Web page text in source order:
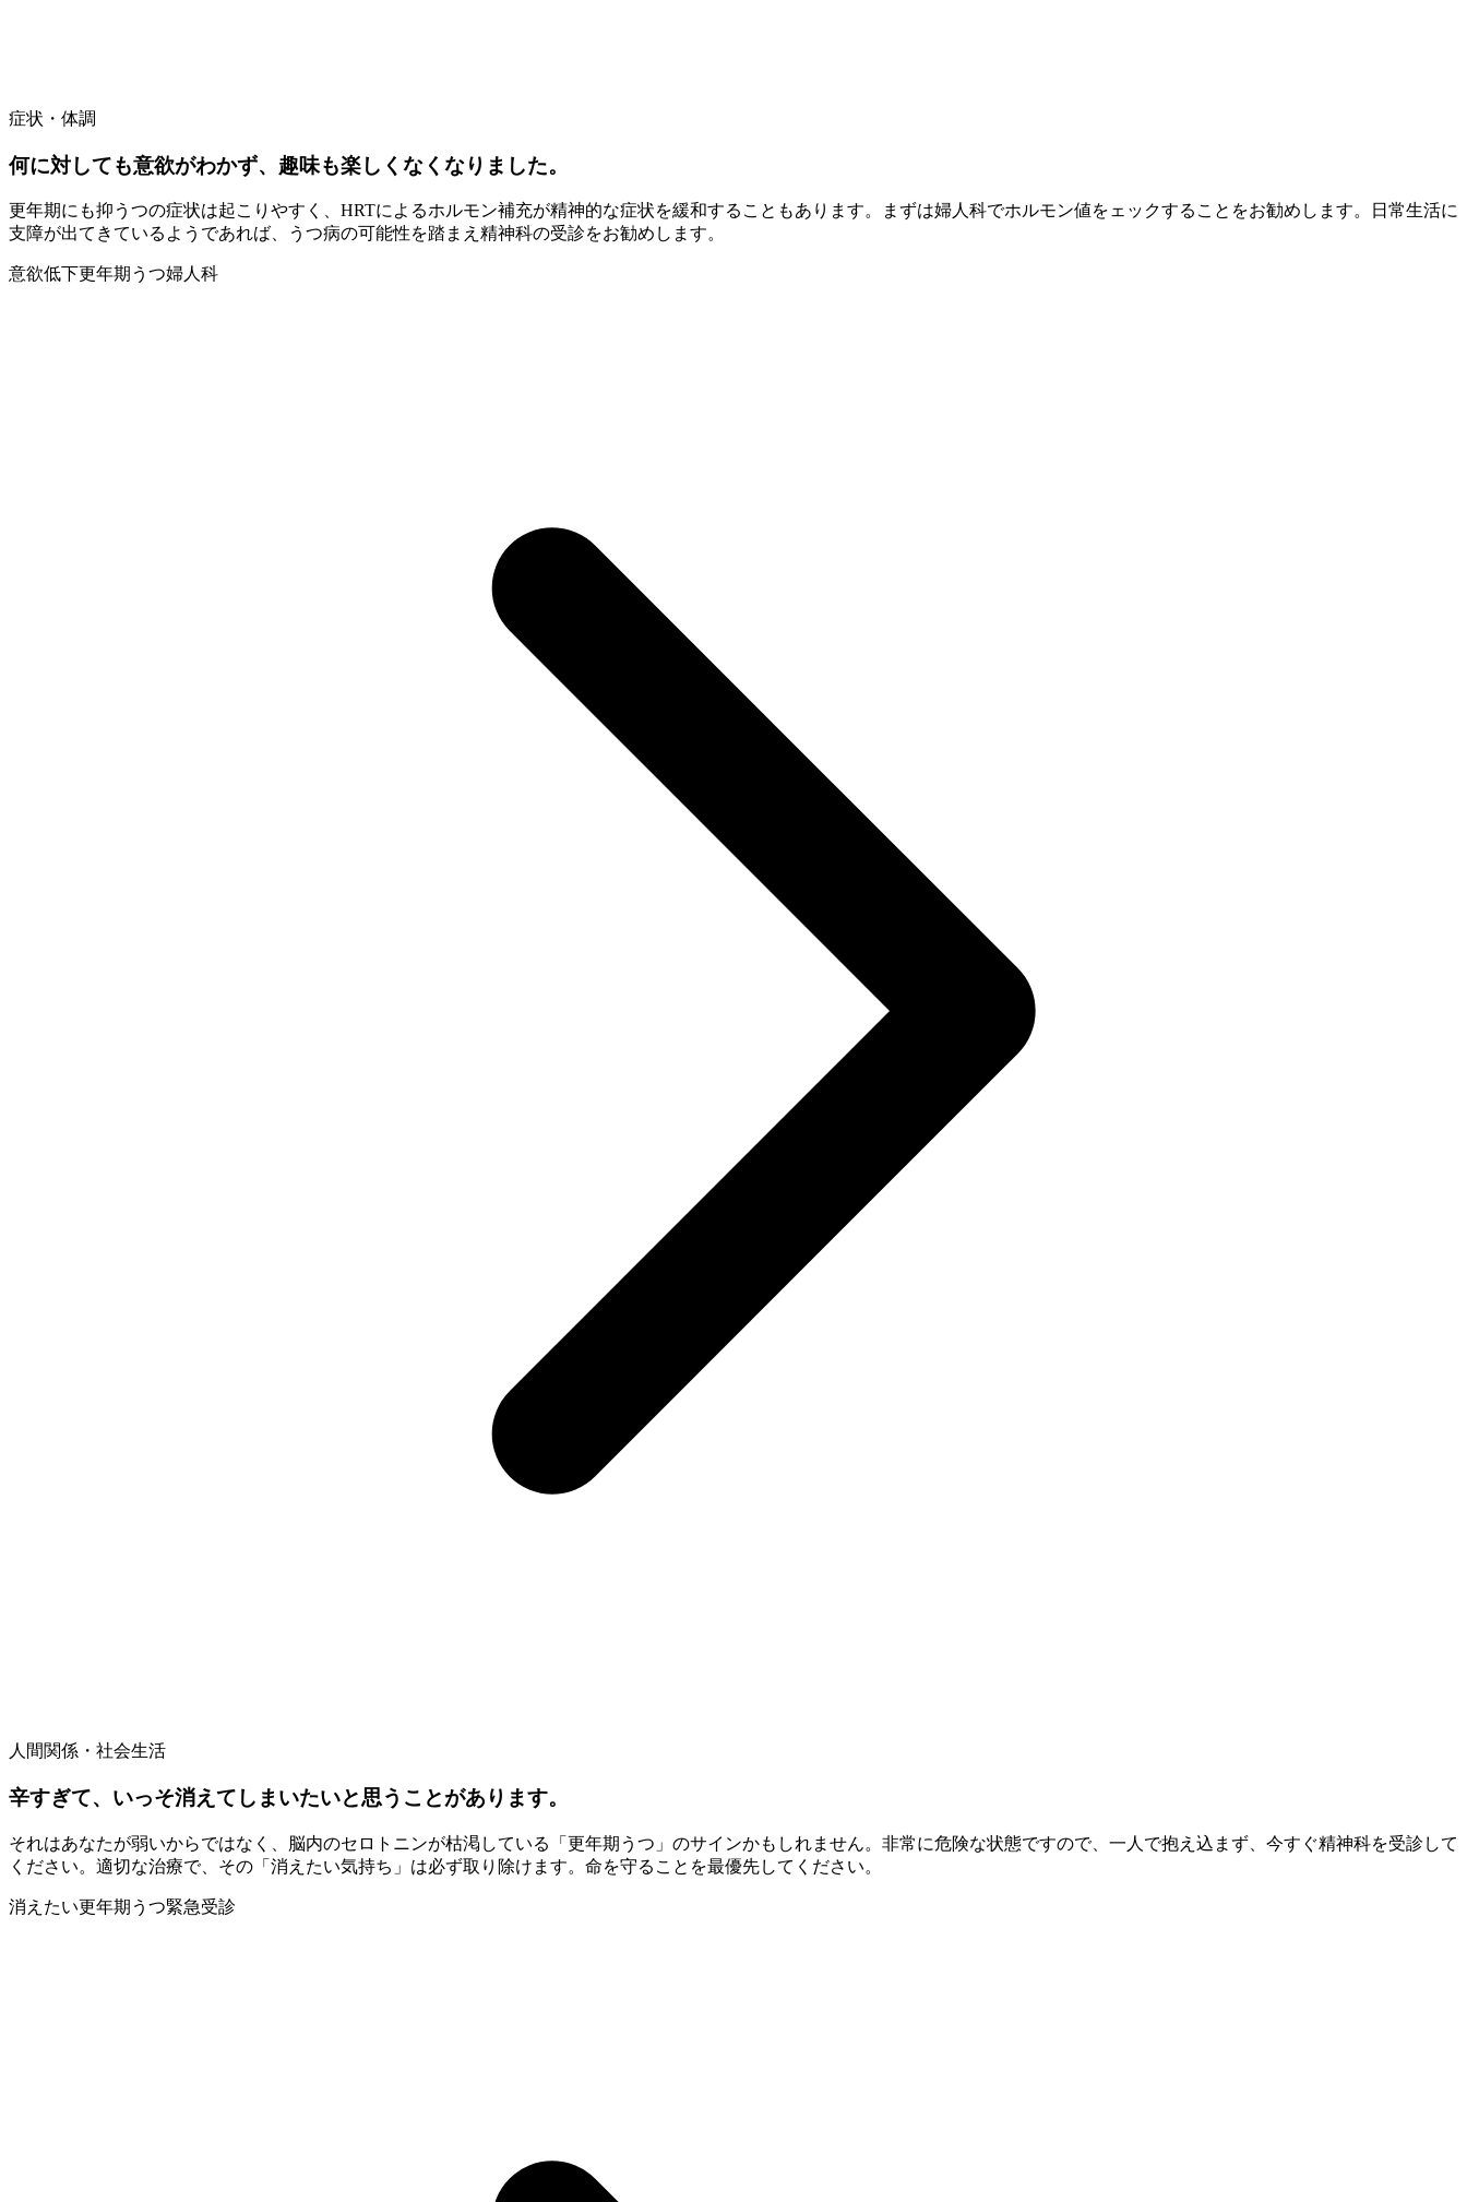
症状・体調
何に対しても意欲がわかず、趣味も楽しくなくなりました。
更年期にも抑うつの症状は起こりやすく、HRTによるホルモン補充が精神的な症状を緩和することもあります。まずは婦人科でホルモン値をェックすることをお勧めします。日常生活に
支障が出てきているようであれば、うつ病の可能性を踏まえ精神科の受診をお勧めします。
意欲低下更年期うつ婦人科
人間関係・社会生活
辛すぎて、いっそ消えてしまいたいと思うことがあります。
それはあなたが弱いからではなく、脳内のセロトニンが枯渇している「更年期うつ」のサインかもしれません。非常に危険な状態ですので、一人で抱え込まず、今すぐ精神科を受診して
ください。適切な治療で、その「消えたい気持ち」は必ず取り除けます。命を守ることを最優先してください。
消えたい更年期うつ緊急受診